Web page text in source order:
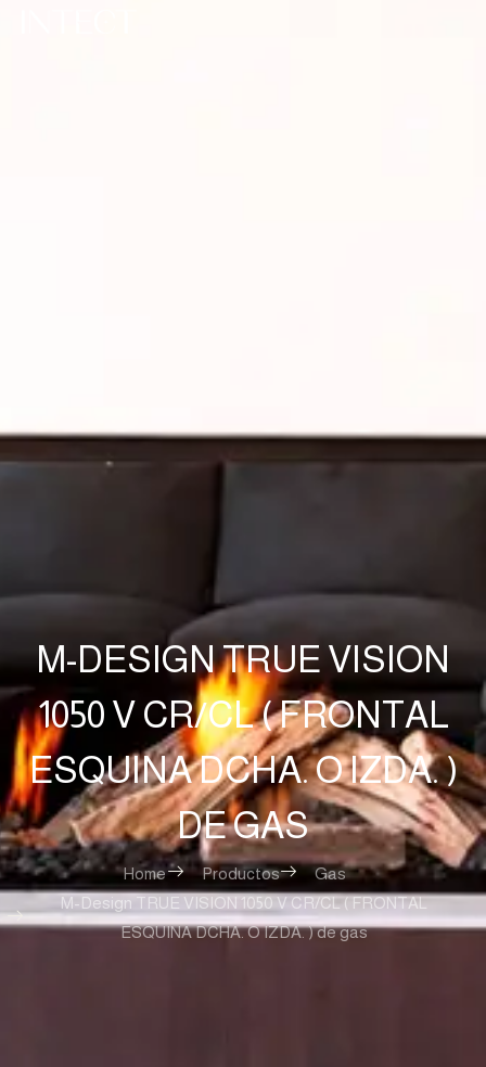
M-DESIGN TRUE VISION
1050 V CR/CL ( FRONTAL
ESQUINA DCHA. O IZDA. )
DE GAS
Home Productos
Gas
M-Design TRUE VISION 1050 V CR/CL ( FRONTAL
ESQUINA DCHA. O IZDA. ) de gas